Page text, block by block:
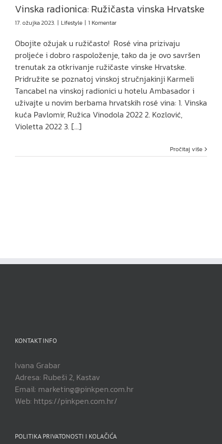
Vinska radionica: Ružičasta vinska Hrvatske
17. ožujka 2023. | Lifestyle | 1 Komentar
Obojite ožujak u ružičasto! Rosé vina prizivaju
proljeće i dobro raspoloženje, tako da je ovo savršen
trenutak za otkrivanje ružičaste vinske Hrvatske.
Pridružite se poznatoj vinskoj stručnjakinji Karmeli
Tancabel na vinskoj radionici u hotelu Ambasador i
uživajte u novim berbama hrvatskih rosé vina: 1. Vinska
kuća Pavlomir, Ružica Vinodola 2022 2. Kozlović,
Violetta 2022 3. [...]
Pročitaj više
KONTAKT INFO
Ivana Grabar
Adresa: Rubeši 2, Kastav
Email: marketing@pinkpen.com.hr
Web: https://pinkpen.com.hr/
POLITIKA PRIVATONOSTI I KOLAČIĆA